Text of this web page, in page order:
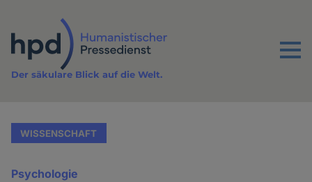
Inhalt
Menu
Der säkulare Blick auf die Welt.
WISSENSCHAFT
Psychologie